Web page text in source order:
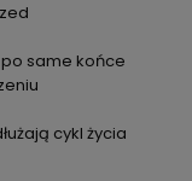
same końce
cykl życia